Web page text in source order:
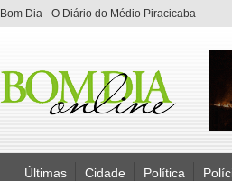
Bom Dia - O Diário do Médio Piracicaba
Últimas Cidade Política